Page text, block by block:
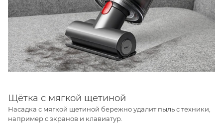
Щётка с мягкой щетиной
Насадка с мягкой щетиной бережно удалит пыль с техники,
например с экранов и клавиатур.